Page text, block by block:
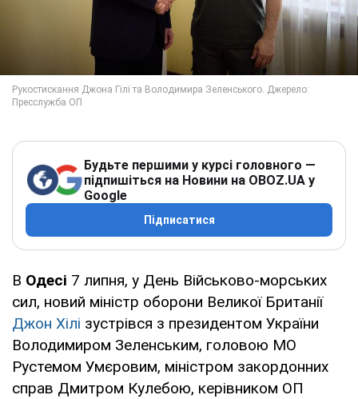
Будьте першими у курсі головного —
підпишіться на Новини на OBOZ.UA у
Google
Підписатися
В Одесі 7 липня, у День Військово-морських
сил, новий міністр оборони Великої Британії
Джон Хілі зустрівся з президентом України
Володимиром Зеленським, головою МО
Рустемом Умєровим, міністром закордонних
справ Дмитром Кулебою, керівником ОП